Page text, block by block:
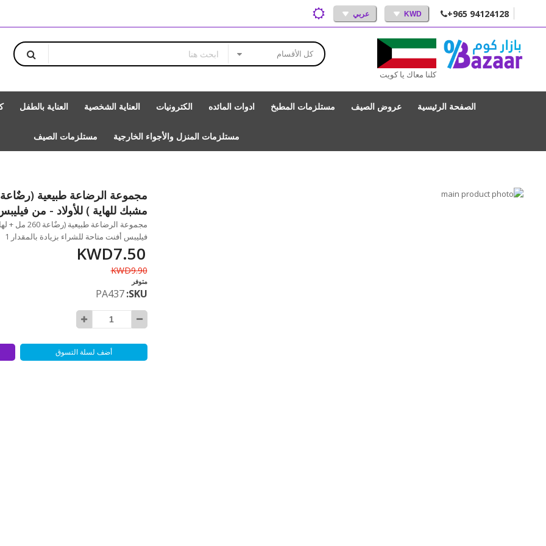
+965 94124128
KWD عربي
كلنا معاك يا كويت
كل الأقسام
الصفحة الرئيسية عروض الصيف مستلزمات المطبخ ادوات المائده الكترونيات العناية الشخصية العناية بالطفل
مستلزمات المنزل والأجواء الخارجية مستلزمات الصيف
انتقل
مشبك للهاية ) للأولاد - من
مجموعة
فيليبس أفنت متاحة للشراء بزيادة بالمقدار 1
KWD7.50
KWD9.90
متوفر
SKU
PA437
أضف لسلة التسوق